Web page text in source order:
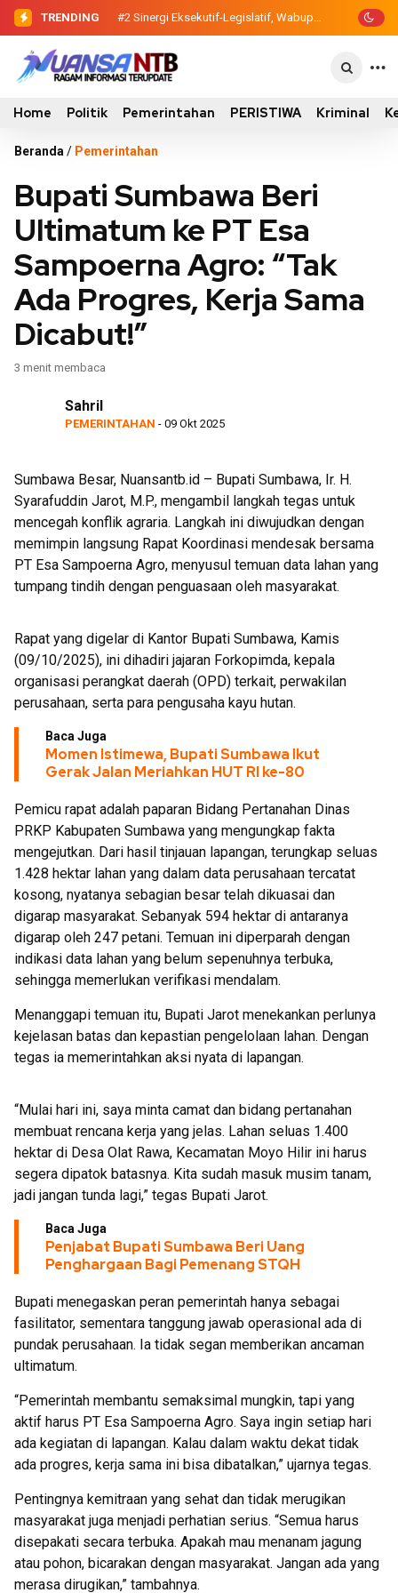
TRENDING #2 Sinergi Eksekutif-Legislatif, Wabup
Ansori Serahkan Tujuh Kontainer
Home Politik Pemerintahan PERISTIWA Kriminal
Beranda / Pemerintahan
Bupati Sumbawa Beri
Ultimatum ke PT Esa
Sampoerna Agro: “Tak
Ada Progres, Kerja Sama
Dicabut!”
3 menit membaca
Sahril
PEMERINTAHAN - 09 Okt 2025
Sumbawa Besar, Nuansantb.id – Bupati Sumbawa, Ir. H.
Syarafuddin Jarot, M.P., mengambil langkah tegas untuk
mencegah konflik agraria. Langkah ini diwujudkan dengan
memimpin langsung Rapat Koordinasi mendesak bersama
PT Esa Sampoerna Agro, menyusul temuan data lahan yang
tumpang tindih dengan penguasaan oleh masyarakat.
Rapat yang digelar di Kantor Bupati Sumbawa, Kamis
(09/10/2025), ini dihadiri jajaran Forkopimda, kepala
organisasi perangkat daerah (OPD) terkait, perwakilan
perusahaan, serta para pengusaha kayu hutan.
Baca Juga
Momen Istimewa, Bupati Sumbawa Ikut
Gerak Jalan Meriahkan HUT RI ke-80
Pemicu rapat adalah paparan Bidang Pertanahan Dinas
PRKP Kabupaten Sumbawa yang mengungkap fakta
mengejutkan. Dari hasil tinjauan lapangan, terungkap seluas
1.428 hektar lahan yang dalam data perusahaan tercatat
kosong, nyatanya sebagian besar telah dikuasai dan
digarap masyarakat. Sebanyak 594 hektar di antaranya
digarap oleh 247 petani. Temuan ini diperparah dengan
indikasi data lahan yang belum sepenuhnya terbuka,
sehingga memerlukan verifikasi mendalam.
Menanggapi temuan itu, Bupati Jarot menekankan perlunya
kejelasan batas dan kepastian pengelolaan lahan. Dengan
tegas ia memerintahkan aksi nyata di lapangan.
“Mulai hari ini, saya minta camat dan bidang pertanahan
membuat rencana kerja yang jelas. Lahan seluas 1.400
hektar di Desa Olat Rawa, Kecamatan Moyo Hilir ini harus
segera dipatok batasnya. Kita sudah masuk musim tanam,
jadi jangan tunda lagi,” tegas Bupati Jarot.
Baca Juga
Penjabat Bupati Sumbawa Beri Uang
Penghargaan Bagi Pemenang STQH
Bupati menegaskan peran pemerintah hanya sebagai
fasilitator, sementara tanggung jawab operasional ada di
pundak perusahaan. Ia tidak segan memberikan ancaman
ultimatum.
“Pemerintah membantu semaksimal mungkin, tapi yang
aktif harus PT Esa Sampoerna Agro. Saya ingin setiap hari
ada kegiatan di lapangan. Kalau dalam waktu dekat tidak
ada progres, kerja sama ini bisa dibatalkan,” ujarnya tegas.
Pentingnya kemitraan yang sehat dan tidak merugikan
masyarakat juga menjadi perhatian serius. “Semua harus
disepakati secara terbuka. Apakah mau menanam jagung
atau pohon, bicarakan dengan masyarakat. Jangan ada yang
merasa dirugikan,” tambahnya.